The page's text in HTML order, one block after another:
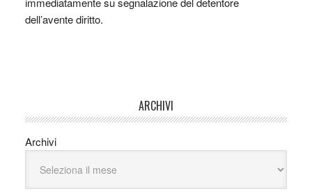
dell’avente diritto.
ARCHIVI
Archivi